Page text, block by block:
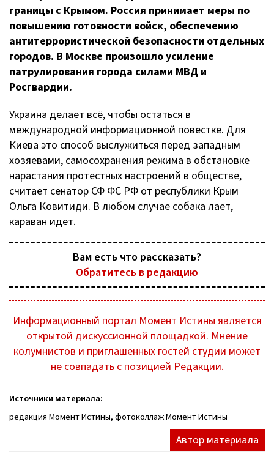
границы с Крымом. Россия принимает меры по
повышению готовности войск, обеспечению
антитеррористической безопасности отдельных
городов. В Москве произошло усиление
патрулирования города силами МВД и
Росгвардии.
Украина делает всё, чтобы остаться в
международной информационной повестке. Для
Киева это способ выслужиться перед западным
хозяевами, самосохранения режима в обстановке
нарастания протестных настроений в обществе,
считает сенатор СФ ФС РФ от республики Крым
Ольга Ковитиди. В любом случае собака лает,
караван идет.
Вам есть что рассказать?
Обратитесь в редакцию
Информационный портал Момент Истины является
открытой дискуссионной площадкой. Мнение
колумнистов и приглашенных гостей студии может
не совпадать с позицией Редакции.
Источники материала:
редакция Момент Истины, фотоколлаж Момент Истины
Автор материала